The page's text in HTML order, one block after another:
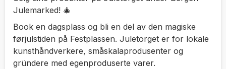
Julemarked! 🎄
Book en dagsplass og bli en del av den magiske
førjulstiden på Festplassen. Juletorget er for lokale
kunsthåndverkere, småskalaprodusenter og
gründere med egenproduserte varer.